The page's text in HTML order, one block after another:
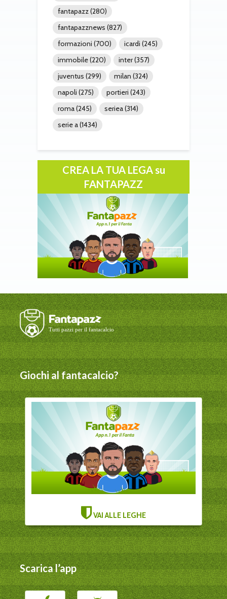
fantapazz(280)
fantapazznews (827)
formazioni (700) icardi (245)
immobile(220) inter(357)
juventus (299) milan (324)
napoli (275) portieri (243)
roma(245) seriea(314)
serie a(1434)
CREA LA TUA LEGA su
FANTAPAZZ
Giochi al fantacalcio?
VAI ALLE LEGHE
Scarica l’app